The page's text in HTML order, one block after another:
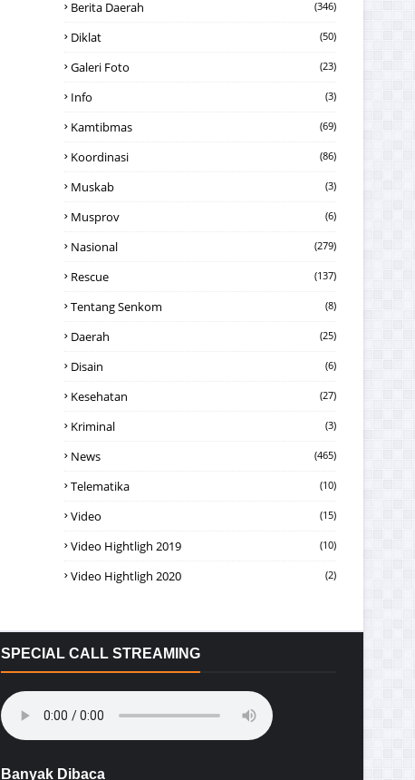
Berita Daerah (346)
Diklat (50)
Galeri Foto (23)
Info (3)
Kamtibmas (69)
Koordinasi (86)
Muskab (3)
Musprov (6)
Nasional (279)
Rescue (137)
Tentang Senkom (8)
Daerah (25)
Disain (6)
Kesehatan (27)
Kriminal (3)
News (465)
Telematika (10)
Video (15)
Video Hightligh 2019 (10)
Video Hightligh 2020 (2)
SPECIAL CALL STREAMING
Banyak Dibaca